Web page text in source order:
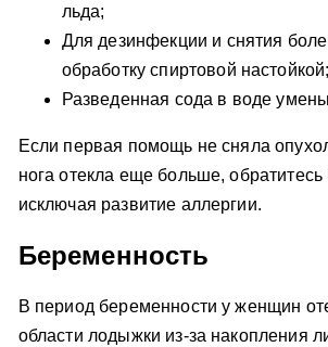
льда;
Для дезинфекции и снятия
обработку спиртовой настойкой;
Разведенная сода в воде
Если первая помощь не сняла
нога отекла еще больше, обратитесь
исключая развитие аллергии.
Беременность
В период беременности у женщин
области лодыжки из-за накопления